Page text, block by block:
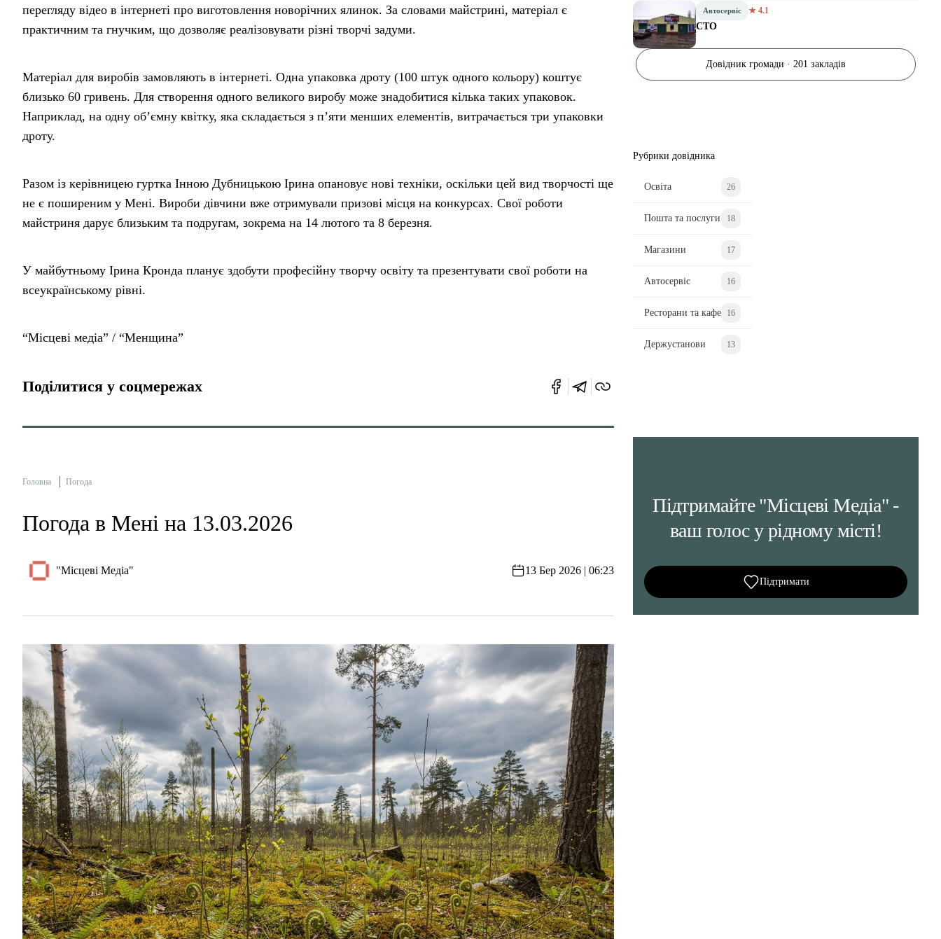
перегляду відео в інтернеті про виготовлення новорічних ялинок. За словами майстрині, матеріал є
практичним та гнучким, що дозволяє реалізовувати різні творчі задуми.
Матеріал для виробів замовляють в інтернеті. Одна упаковка дроту (100 штук одного кольору) коштує
близько 60 гривень. Для створення одного великого виробу може знадобитися кілька таких упаковок.
Наприклад, на одну об’ємну квітку, яка складається з п’яти менших елементів, витрачається три упаковки
дроту.
Разом із керівницею гуртка Інною Дубницькою Ірина опановує нові техніки, оскільки цей вид творчості ще
не є поширеним у Мені. Вироби дівчини вже отримували призові місця на конкурсах. Свої роботи
майстриня дарує близьким та подругам, зокрема на 14 лютого та 8 березня.
У майбутньому Ірина Кронда планує здобути професійну творчу освіту та презентувати свої роботи на
всеукраїнському рівні.
“Місцеві медіа” / “Менщина”
Поділитися у соцмережах
Головна Погода
Погода в Мені на 13.03.2026
"Місцеві Медіа" 13 Бер 2026 | 06:23
Автосервіс ★ 4.1
СТО
Довідник громади · 201 закладів
Рубрики довідника
Освіта 26
Пошта та послуги 18
Магазини 17
Автосервіс 16
Ресторани та кафе 16
Держустанови 13
Підтримайте "Місцеві Медіа" -
ваш голос у рідному місті!
Підтримати